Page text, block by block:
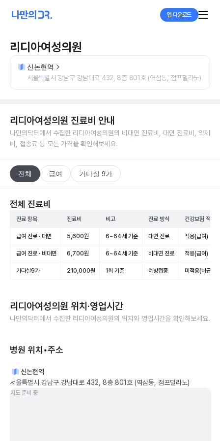
앱 다운로드
리디아여성의원
신논현역
서울특별시 강남구 강남대로 432, 8층 801호 (역삼동, 점프밀라노)
리디아여성의원 진료비 안내
나만의닥터에서 수집한 리디아여성의원의 비대면 진료비, 대면 진료비, 약제
비, 접종료 등 모든 가격을 확인해보세요.
전체 급여 가다실 9가
전체 진료비
진료 항목 진료비 비고 진료 방식 건강보험 적용
급여 진료 · 대면 5,600원 6~64세 기준 대면 진료 적용(급여)
급여 진료 · 비대면 6,700원 6~64세 기준 비대면 진료 적용(급여)
가다실9가 210,000원 1회 기준 예방접종 미적용(비급여)
리디아여성의원 위치·영업시간
나만의닥터에서 수집한 리디아여성의원의 위치와 영업시간을 확인해보세요.
병원 위치•주소
신논현역
서울특별시 강남구 강남대로 432, 8층 801호 (역삼동, 점프밀라노)
지도 준비 중